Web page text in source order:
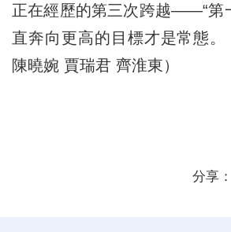
正在經歷的第三次跨越——“第
直奔向更高的目標才是常態
陳曉婉 賈瑞君 齊淮東）
分享：